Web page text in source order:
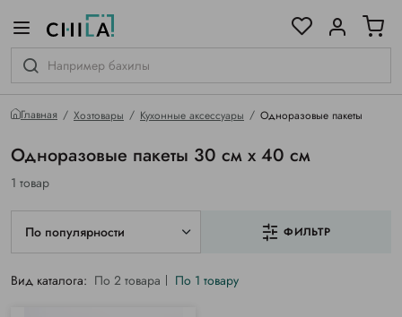
Главная Хозтовары Кухонные аксессуары Одноразовые пакеты
Одноразовые пакеты 30 см х 40 см
1 товар
По популярности ФИЛЬТР
Вид каталога: По 2 товара По 1 товару
гамме